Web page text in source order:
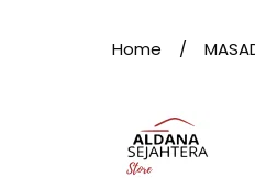
Home /